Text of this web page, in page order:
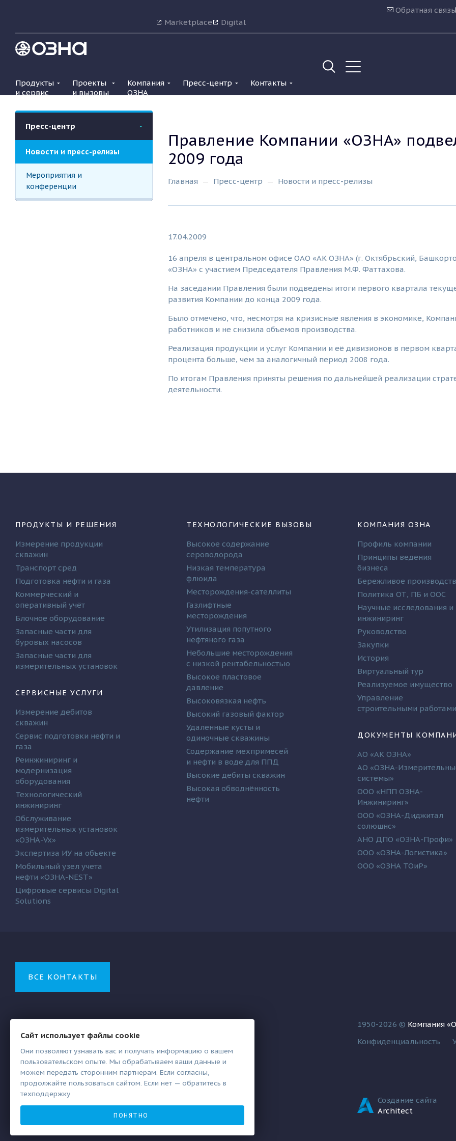
Обратная связь
Marketplace
Digital
Продукты
и сервис
Проекты
и вызовы
Компания
ОЗНА
Пресс-центр Контакты
Пресс-центр
Новости и пресс-релизы
Мероприятия и
конференции
Правление Компании «ОЗНА»
2009 года
Главная Пресс-центр Новости и пресс-релизы
17.04.2009
16 апреля в центральном офисе ОАО «АК ОЗНА» (г. Октябрьский,
«ОЗНА» с участием Председателя Правления М.Ф. Фаттахова.
На заседании Правления были подведены итоги первого квартала
развития Компании до конца 2009 года.
Было отмечено, что, несмотря на кризисные явления в экономике,
работников и не снизила объемов производства.
Реализация продукции и услуг Компании и её дивизионов в первом
процента больше, чем за аналогичный период 2008 года.
По итогам Правления приняты решения по дальнейшей реализации
деятельности.
ПРОДУКТЫ И РЕШЕНИЯ
Измерение продукции
скважин
Транспорт сред
Подготовка нефти и газа
Коммерческий и
оперативный учёт
Блочное оборудование
Запасные части для
буровых насосов
Запасные части для
измерительных установок
СЕРВИСНЫЕ УСЛУГИ
Измерение дебитов
скважин
Сервис подготовки нефти и
газа
Реинжиниринг и
модернизация
оборудования
Технологический
инжиниринг
Обслуживание
измерительных установок
«ОЗНА-Vx»
Экспертиза ИУ на объекте
Мобильный узел учета
нефти «ОЗНА-NEST»
Цифровые сервисы Digital
Solutions
ТЕХНОЛОГИЧЕСКИЕ ВЫЗОВЫ
Высокое содержание
сероводорода
Низкая температура
флюида
Месторождения-сателлиты
Газлифтные
месторождения
Утилизация попутного
нефтяного газа
Небольшие месторождения
с низкой рентабельностью
Высокое пластовое
давление
Высоковязкая нефть
Высокий газовый фактор
Удаленные кусты и
одиночные скважины
Содержание мехпримесей
и нефти в воде для ППД
Высокие дебиты скважин
Высокая обводнённость
нефти
КОМПАНИЯ ОЗНА
Профиль компании
Принципы ведения
бизнеса
Бережливое
Политика ОТ, ПБ и ООС
Научные исследования и
инжиниринг
Руководство
Закупки
История
Виртуальный тур
Реализуемое имущество
Управление
строительными работами
ДОКУМЕНТЫ
АО «АК ОЗНА»
АО «ОЗНА-
системы»
ООО «НПП ОЗНА-
Инжиниринг»
ООО «ОЗНА-Диджитал
солюшнс»
АНО ДПО «ОЗНА-Профи»
ООО «ОЗНА-Логистика»
ООО «ОЗНА ТОиР»
ВСЕ КОНТАКТЫ
ms@ozna.ru
Октябрьский, ул. Северная, 60
1950-2026 © Компания
Конфиденциальность
Создание сайта
Architect
Сайт использует файлы cookie
Они позволяют узнавать вас и получать информацию о вашем
пользовательском опыте. Мы обрабатываем ваши данные и
можем передать сторонним партнерам. Если согласны,
продолжайте пользоваться сайтом. Если нет — обратитесь в
техподдержку
ПОНЯТНО